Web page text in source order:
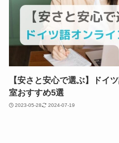
【安さと安心で選ぶ】ドイ
室おすすめ5選
2023-05-28 2024-07-19